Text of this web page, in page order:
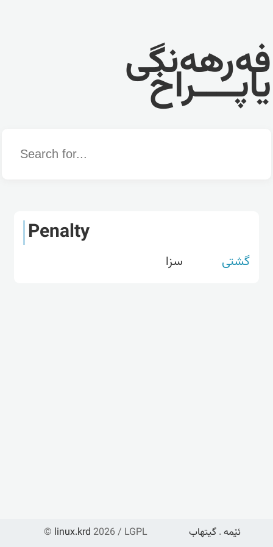
فەرهەنگی
یاپــــراخ
Word
Penalty
گشتی سزا
© linux.krd 2026 / LGPL ئێمە . گیتهاب